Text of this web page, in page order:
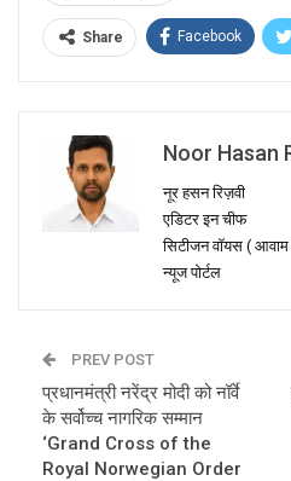
Share Facebook
Noor Hasan
नूर हसन रिज़वी
एडिटर इन चीफ
सिटीजन वॉयस (
न्यूज पोर्टल
PREV POST
प्रधानमंत्री नरेंद्र मोदी को नॉर्वे
के सर्वोच्च नागरिक सम्मान
‘Grand Cross of the
Royal Norwegian Order